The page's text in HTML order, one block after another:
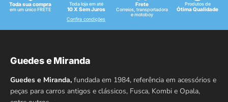
Toda sua compra
em um único FRETE
Toda loja em até
10 X Sem Juros
Confira condições
Frete
Correios, transportadora
e motoboy
Produtos de
Ótima Qualidade
Guedes e Miranda
Guedes e Miranda, fundada em 1984, referência em acessórios e
peças para carros antigos e clássicos, Fusca, Kombi e Opala,